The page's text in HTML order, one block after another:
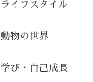
ライフスタイル
動物の世界
学び・自己成長